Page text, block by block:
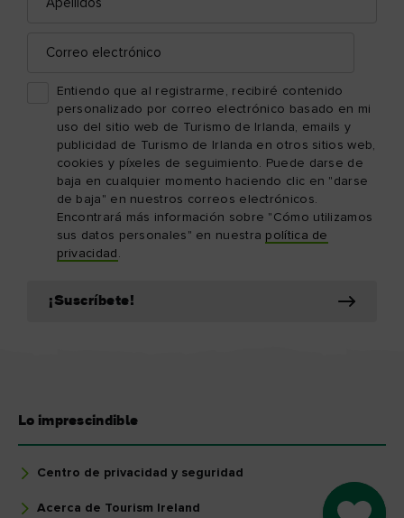
Go to
electrónico
Entiendo que al registrarme, recibiré contenido
personalizado por correo electrónico basado en mi
uso del sitio web de Turismo de Irlanda, emails y
publicidad de Turismo de Irlanda en otros sitios web,
cookies y píxeles de seguimiento. Puede darse de
baja en cualquier momento haciendo clic en "darse
de baja" en nuestros correos electrónicos.
Encontrará más información sobre "Cómo utilizamos
sus datos personales" en nuestra política de
privacidad .
¡Suscríbete!
Lo imprescindible
Centro de privacidad y seguridad
Acerca de Tourism Ireland